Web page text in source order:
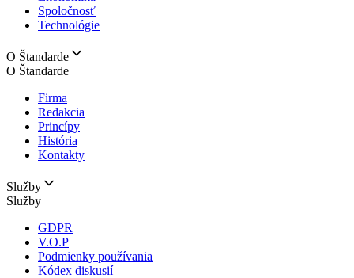
Spoločnosť
Technológie
O Štandarde
O Štandarde
Firma
Redakcia
Princípy
História
Kontakty
Služby
Služby
GDPR
V.O.P
Podmienky používania
Kódex diskusií